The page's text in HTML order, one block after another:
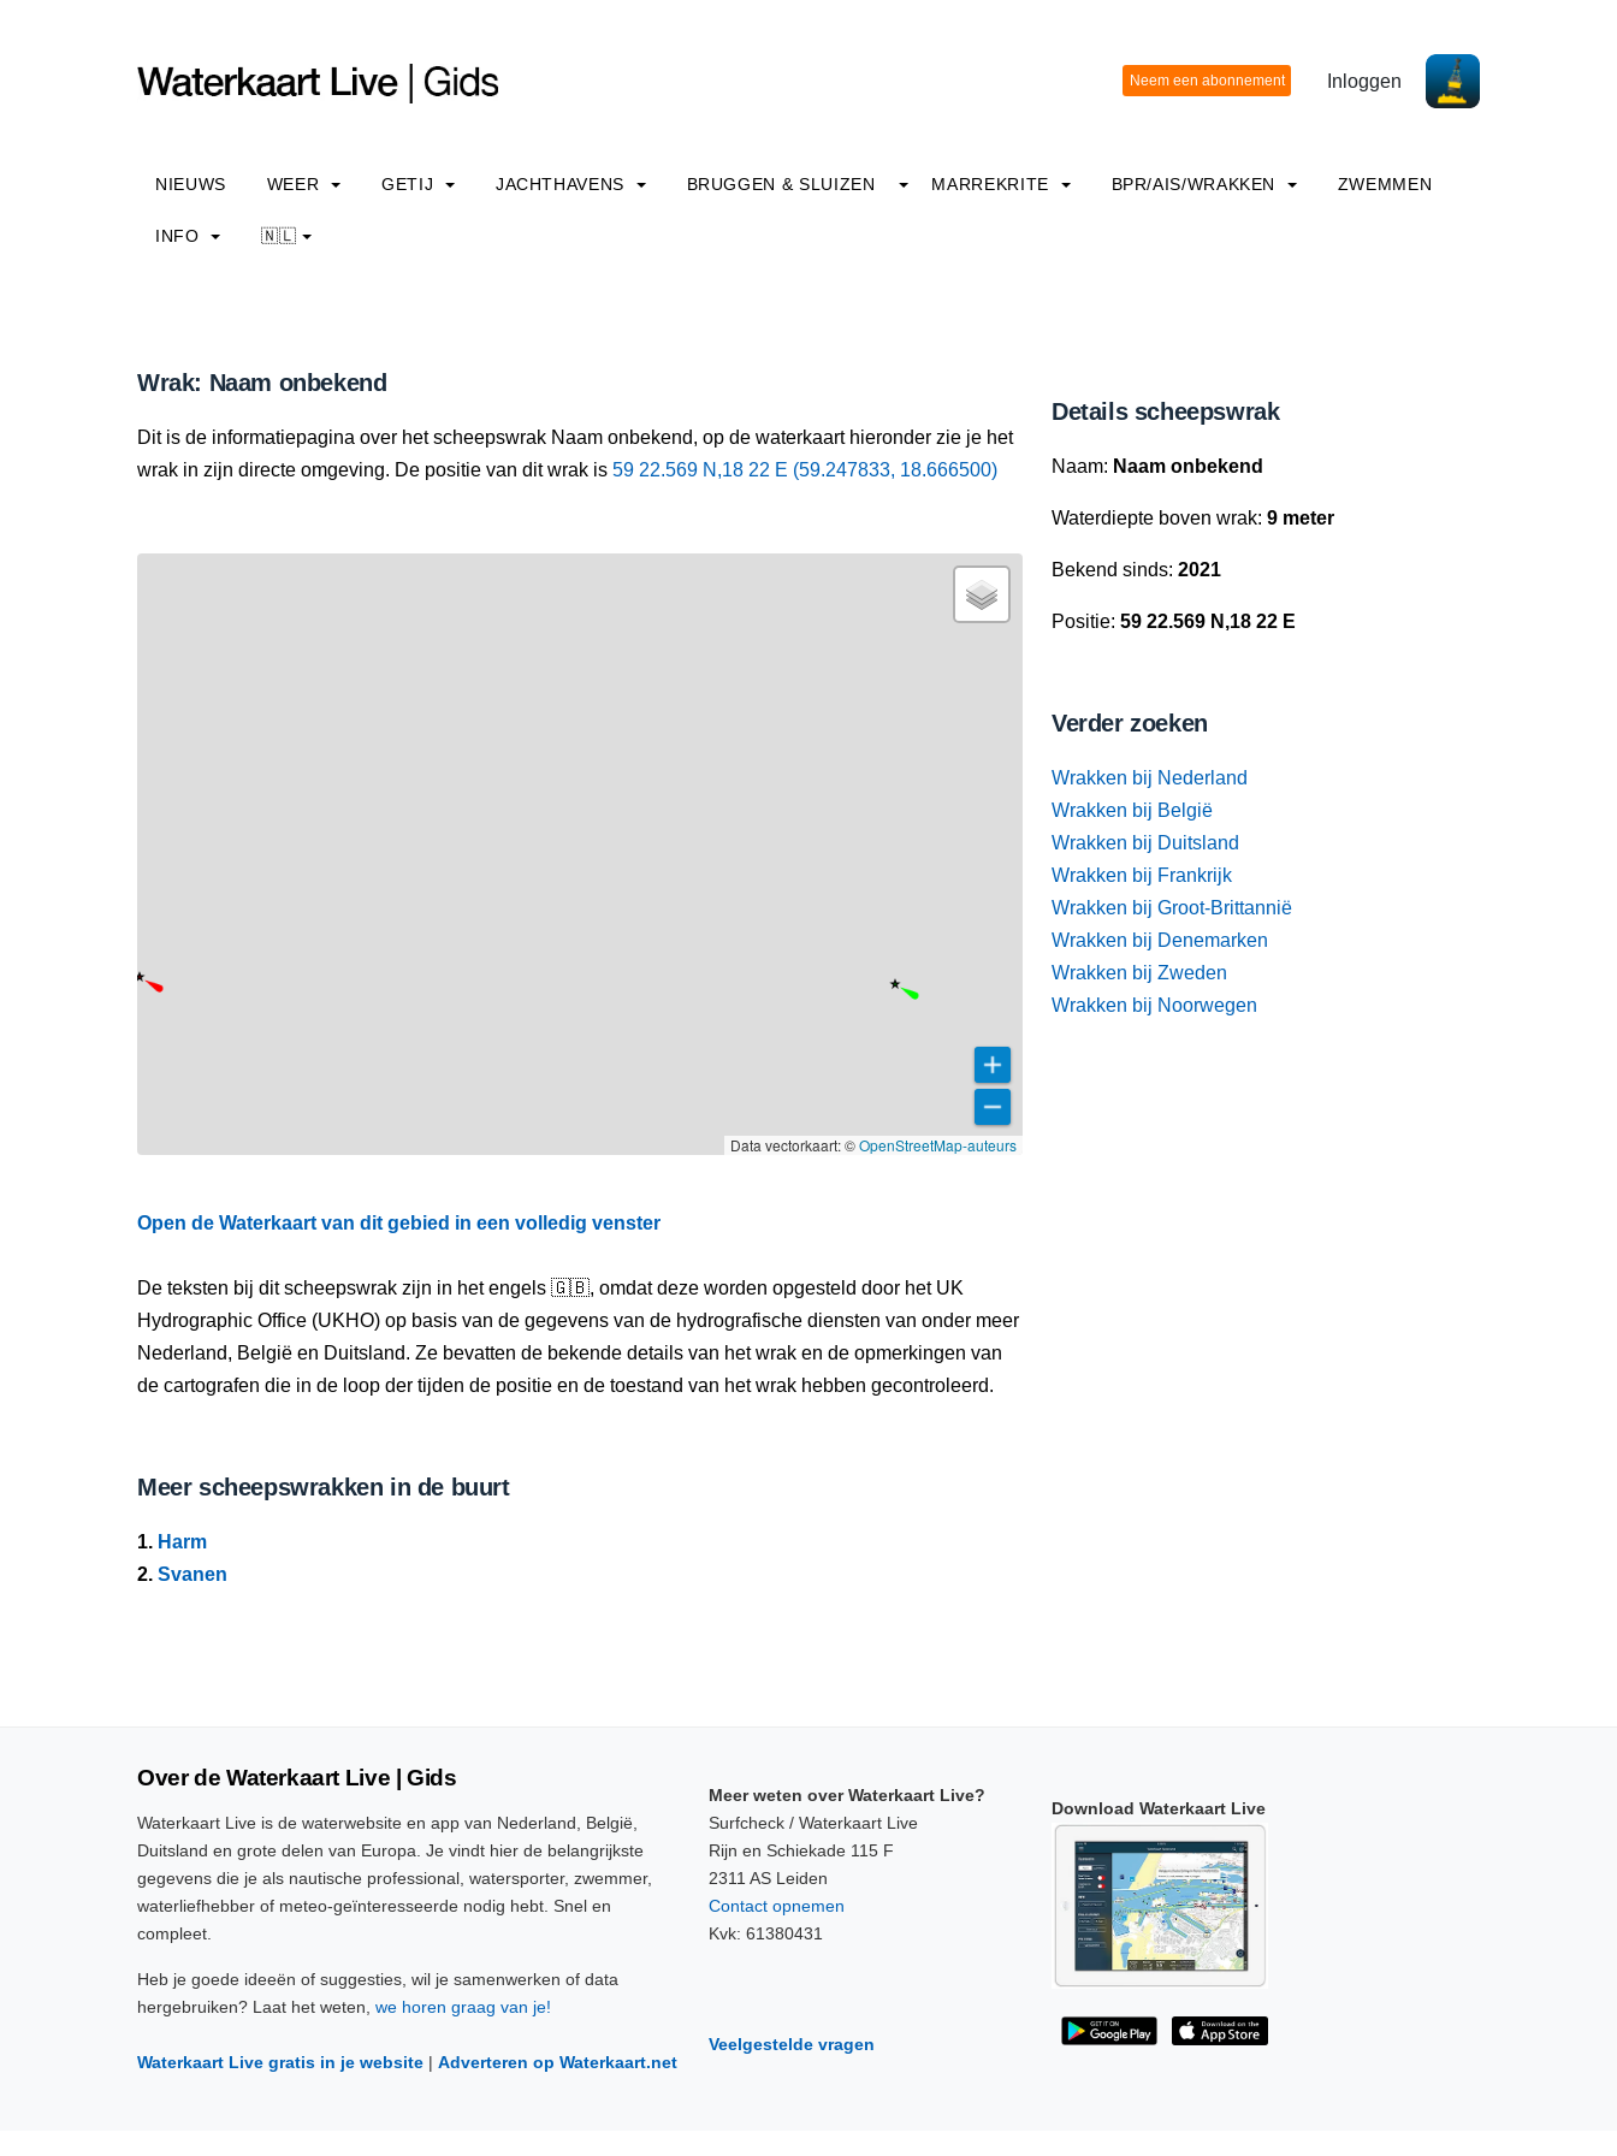
Inloggen
NIEUWS WEER GETIJ JACHTHAVENS BRUGGEN & SLUIZEN MARREKRITE BPR/AIS/WRAKKEN ZWEMMEN
INFO 🇳🇱
Wrak: Naam onbekend
Dit is de informatiepagina over het scheepswrak Naam onbekend, op de waterkaart hieronder zie je het
wrak in zijn directe omgeving. De positie van dit wrak is 59 22.569 N,18 22 E (59.247833, 18.666500)
Data vectorkaart: ©OpenStreetMap-auteurs
Open de Waterkaart van dit gebied in een volledig venster
De teksten bij dit scheepswrak zijn in het engels 🇬🇧, omdat deze worden opgesteld door het UK
Hydrographic Office (UKHO) op basis van de gegevens van de hydrografische diensten van onder meer
Nederland, België en Duitsland. Ze bevatten de bekende details van het wrak en de opmerkingen van
de cartografen die in de loop der tijden de positie en de toestand van het wrak hebben gecontroleerd.
Meer scheepswrakken in de buurt
1. Harm
2. Svanen
Details scheepswrak
Naam: Naam onbekend
Waterdiepte boven wrak: 9 meter
Bekend sinds: 2021
Positie: 59 22.569 N,18 22 E
Verder zoeken
Wrakken bij Nederland
Wrakken bij België
Wrakken bij Duitsland
Wrakken bij Frankrijk
Wrakken bij Groot-Brittannië
Wrakken bij Denemarken
Wrakken bij Zweden
Wrakken bij Noorwegen
Over de Waterkaart Live | Gids
Waterkaart Live is de waterwebsite en app van Nederland, België,
Duitsland en grote delen van Europa. Je vindt hier de belangrijkste
gegevens die je als nautische professional, watersporter, zwemmer,
waterliefhebber of meteo-geïnteresseerde nodig hebt. Snel en
compleet.
Heb je goede ideeën of suggesties, wil je samenwerken of data
hergebruiken? Laat het weten, we horen graag van je!
Waterkaart Live gratis in je website | Adverteren op Waterkaart.net
Meer weten over Waterkaart Live?
Surfcheck / Waterkaart Live
Rijn en Schiekade 115 F
2311 AS Leiden
Contact opnemen
Kvk: 61380431
Veelgestelde vragen
Download Waterkaart Live